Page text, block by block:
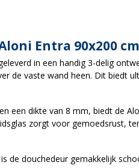
Entra 90x200 cm
in een handig 3-delig
de vaste wand heen. Dit biedt
een dikte van 8 mm, biedt de
zorgt voor gemoedsrust,
de douchedeur gemakkelijk